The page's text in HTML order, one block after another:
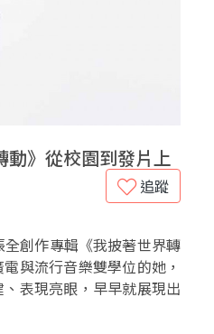
動》從校園到發片上
追蹤
創作專輯《我披著世界轉
與流行音樂雙學位的她，
表現亮眼，早早就展現出